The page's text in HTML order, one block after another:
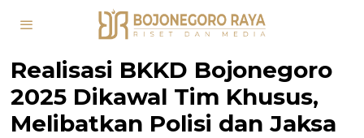
Realisasi BKKD Bojonegoro
2025 Dikawal Tim Khusus,
Melibatkan Polisi dan Jaksa